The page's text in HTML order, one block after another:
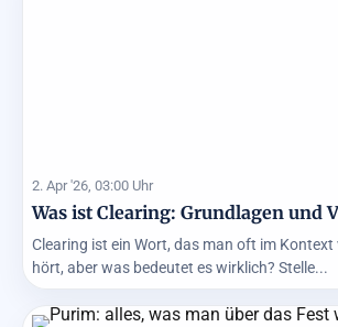
2. Apr '26, 03:00 Uhr
Was ist Clearing: Grundlagen und
Clearing ist ein Wort, das man oft im Kontext
hört, aber was bedeutet es wirklich? Stelle...